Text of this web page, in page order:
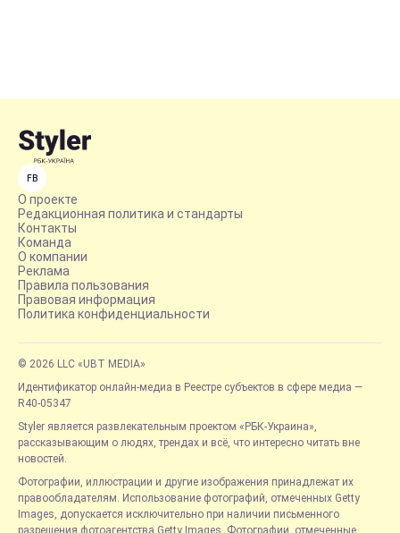
FB
О проекте
Редакционная политика и стандарты
Контакты
Команда
О компании
Реклама
Правила пользования
Правовая информация
Политика конфиденциальности
© 2026 LLC «UBT MEDIA»
Идентификатор онлайн-медиа в Реестре субъектов в сфере медиа —
R40-05347
Styler является развлекательным проектом «РБК-Украина»,
рассказывающим о людях, трендах и всё, что интересно читать вне
новостей.
Фотографии, иллюстрации и другие изображения принадлежат их
правообладателям. Использование фотографий, отмеченных Getty
Images, допускается исключительно при наличии письменного